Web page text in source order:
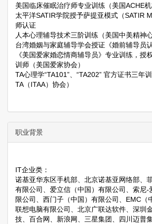
美国临床催眠治疗师专业训练（美国ACHE机
太平洋SATIR学院授予萨提亚模式（SATIR
师认证
人本心理辅导技术三阶训练（美国中美精神
台湾婚姻与家庭辅导学会授证《婚前辅导
《美国爱家婚恋情商辅导员》专业训练，授
训师（美国爱家协会）
TA心理学“TA101”、“TA202” 官方证书三年
TA（ITAA）协会）
职业背景
IT企业类：
诺基亚华东区手机部、北京诺基亚网络部、
有限公司、爱立信（中国）有限公司、索尼-
限公司、西门子（中国）有限公司、EMC（
联想电脑有限公司、北京广联达软件、深圳
技、百合网、新浪网、三星集团、四川迈普